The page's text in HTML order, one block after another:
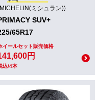
ミシュラン))
SUV+
65R17
イールセット販売価格
円
込/4本